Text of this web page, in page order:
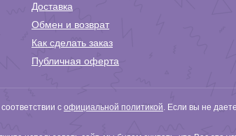
Доставка
Обмен и возврат
Как сделать заказ
Публичная оферта
с официальной политикой. Если вы не